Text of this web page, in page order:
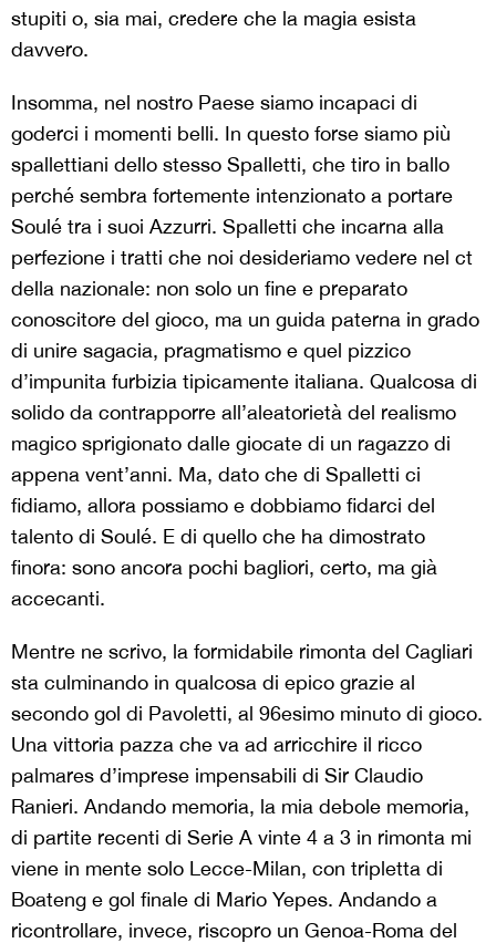
stupiti o, sia mai, credere che la magia esista
davvero.
Insomma, nel nostro Paese siamo incapaci di
goderci i momenti belli. In questo forse siamo più
spallettiani dello stesso Spalletti, che tiro in ballo
perché sembra fortemente intenzionato a portare
Soulé tra i suoi Azzurri. Spalletti che incarna alla
perfezione i tratti che noi desideriamo vedere nel ct
della nazionale: non solo un fine e preparato
conoscitore del gioco, ma un guida paterna in grado
di unire sagacia, pragmatismo e quel pizzico
d’impunita furbizia tipicamente italiana. Qualcosa di
solido da contrapporre all’aleatorietà del realismo
magico sprigionato dalle giocate di un ragazzo di
appena vent’anni. Ma, dato che di Spalletti ci
fidiamo, allora possiamo e dobbiamo fidarci del
talento di Soulé. E di quello che ha dimostrato
finora: sono ancora pochi bagliori, certo, ma già
accecanti.
Mentre ne scrivo, la formidabile rimonta del Cagliari
sta culminando in qualcosa di epico grazie al
secondo gol di Pavoletti, al 96esimo minuto di gioco.
Una vittoria pazza che va ad arricchire il ricco
palmares d’imprese impensabili di Sir Claudio
Ranieri. Andando memoria, la mia debole memoria,
di partite recenti di Serie A vinte 4 a 3 in rimonta mi
viene in mente solo Lecce-Milan, con tripletta di
Boateng e gol finale di Mario Yepes. Andando a
ricontrollare, invece, riscopro un Genoa-Roma del